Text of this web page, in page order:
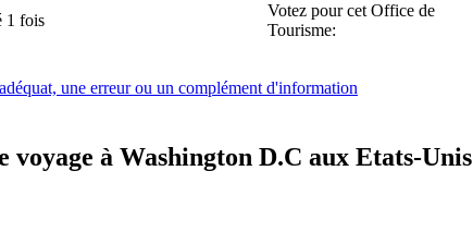
1 fois
Votez pour cet Office de
Tourisme:
une erreur ou un complément d'information
à Washington D.C aux Etats-Unis